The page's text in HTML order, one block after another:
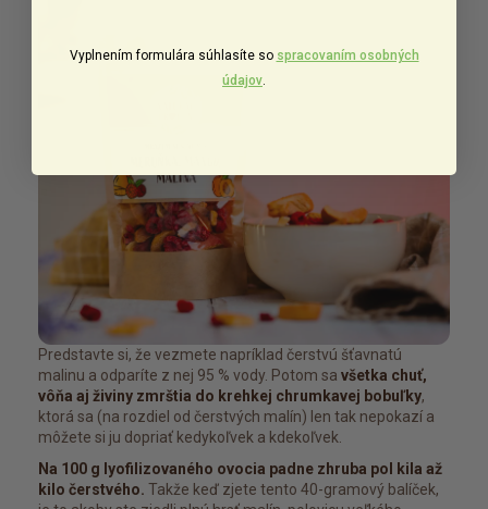
Predstavte si, že vezmete napríklad čerstvú šťavnatú
malinu a odparíte z nej 95 % vody. Potom sa všetka chuť,
vôňa aj živiny zmrštia do krehkej chrumkavej bobuľky,
ktorá sa (na rozdiel od čerstvých malín) len tak nepokazí a
môžete si ju dopriať kedykoľvek a kdekoľvek.
Na 100 g lyofilizovaného ovocia padne zhruba pol kila až
kilo čerstvého. Takže keď zjete tento 40-gramový balíček,
Vyplnením formulára súhlasíte so spracovaním osobných
údajov.